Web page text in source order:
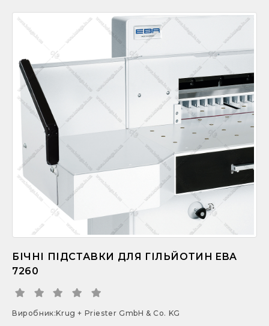
БІЧНІ ПІДСТАВКИ ДЛЯ ГІЛЬЙОТИН EBA
7260
Виробник:Krug + Priester GmbH & Co. KG